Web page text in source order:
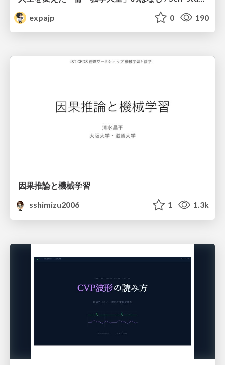
expajp
0 190
因果推論と機械学習
sshimizu2006
1 1.3k